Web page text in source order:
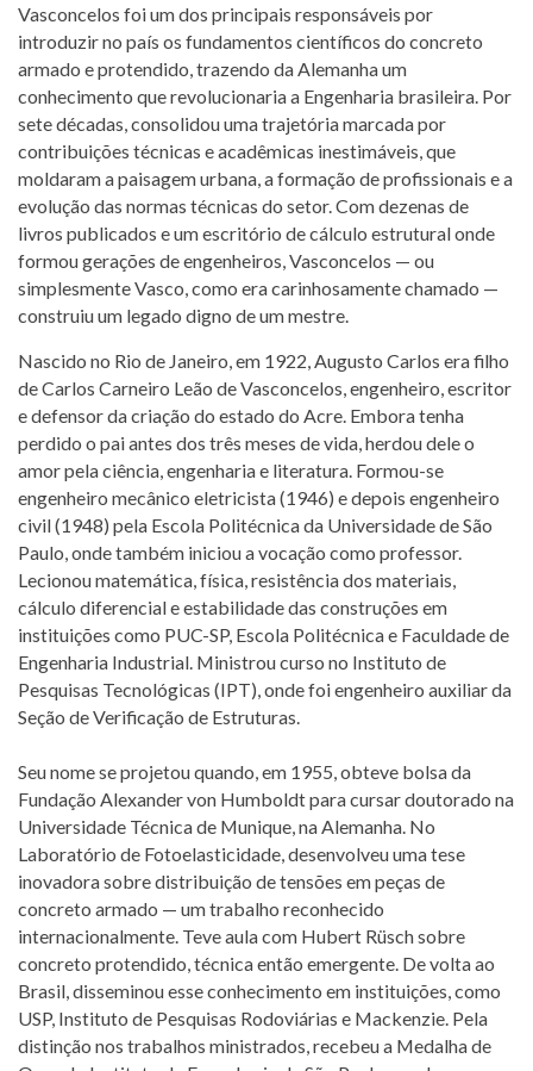
Vasconcelos foi um dos principais responsáveis por
introduzir no país os fundamentos científicos do concreto
armado e protendido, trazendo da Alemanha um
conhecimento que revolucionaria a Engenharia brasileira. Por
sete décadas, consolidou uma trajetória marcada por
contribuições técnicas e acadêmicas inestimáveis, que
moldaram a paisagem urbana, a formação de profissionais e a
evolução das normas técnicas do setor. Com dezenas de
livros publicados e um escritório de cálculo estrutural onde
formou gerações de engenheiros, Vasconcelos — ou
simplesmente Vasco, como era carinhosamente chamado —
construiu um legado digno de um mestre.
Nascido no Rio de Janeiro, em 1922, Augusto Carlos era filho
de Carlos Carneiro Leão de Vasconcelos, engenheiro, escritor
e defensor da criação do estado do Acre. Embora tenha
perdido o pai antes dos três meses de vida, herdou dele o
amor pela ciência, engenharia e literatura. Formou-se
engenheiro mecânico eletricista (1946) e depois engenheiro
civil (1948) pela Escola Politécnica da Universidade de São
Paulo, onde também iniciou a vocação como professor.
Lecionou matemática, física, resistência dos materiais,
cálculo diferencial e estabilidade das construções em
instituições como PUC-SP, Escola Politécnica e Faculdade de
Engenharia Industrial. Ministrou curso no Instituto de
Pesquisas Tecnológicas (IPT), onde foi engenheiro auxiliar da
Seção de Verificação de Estruturas.
Seu nome se projetou quando, em 1955, obteve bolsa da
Fundação Alexander von Humboldt para cursar doutorado na
Universidade Técnica de Munique, na Alemanha. No
Laboratório de Fotoelasticidade, desenvolveu uma tese
inovadora sobre distribuição de tensões em peças de
concreto armado — um trabalho reconhecido
internacionalmente. Teve aula com Hubert Rüsch sobre
concreto protendido, técnica então emergente. De volta ao
Brasil, disseminou esse conhecimento em instituições, como
USP, Instituto de Pesquisas Rodoviárias e Mackenzie. Pela
distinção nos trabalhos ministrados, recebeu a Medalha de